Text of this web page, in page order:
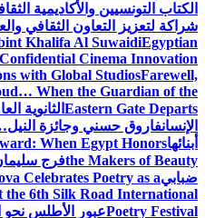
الكتاب التونسيين والأكاديمية
شراكة لتعزيز التعاون الثقافي
Khalifa Al SuwaidiEgyptian
Cinema Innovation
with Global StudiosFarewell,
When the Guardian of the
Eastern Gate Departs الثانوية
الإنسانفاروق حسني وجائزة
أبنائهاWhen Egypt Honors
the Makers of Beautyفرج
ضبابيCelebrates Poetry as a
the 6th Silk Road International
Poetry Festivalعبور الأطلس نحو